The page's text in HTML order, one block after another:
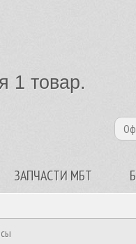
1 товар.
ЗАПЧАСТИ МБТ